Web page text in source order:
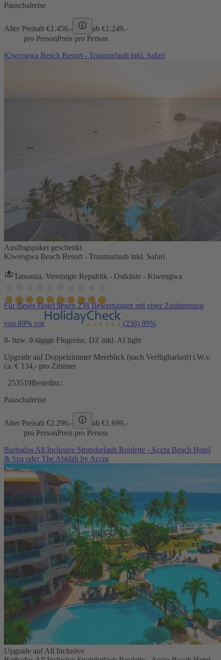
Pauschalreise
Alter Preisab €1.456,- ab €1.249,-
pro PersonPreis pro Person
Kiwengwa Beach Resort - Traumurlaub inkl. Safari
Ausflugspaket geschenkt
Kiwengwa Beach Resort - Traumurlaub inkl. Safari
Tansania, Vereinigte Republik - Ostküste - Kiwengwa
Für dieses Hotel liegen 238 Bewertungen mit einer Zustimmung
von 89% vor (238) 89%
8- bzw. 9-tägige Flugreise, DZ inkl. AI light
Upgrade auf Doppelzimmer Meerblick (nach Verfügbarkeit) i.W.v.
ca. € 134,- pro Zimmer
253519Bestellnr.:
Pauschalreise
Alter Preisab €2.296,- ab €1.699,-
pro PersonPreis pro Person
Barbados All Inclusive Strandurlaub Roulette - Accra Beach Hotel
& Spa oder The Abidah by Accra
Upgrade auf All Inclusive